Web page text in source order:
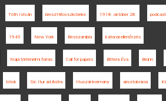
Tóth István breszt-litovszki béke 1918. október 28. podcast
1945 New York Besszarábia katonai ellenőrzés
Napi történelmi forrás Call for papers Bittera Éva Brünn
tótok Sic Itur ad Astra Huszár-kormány arisztokrácia